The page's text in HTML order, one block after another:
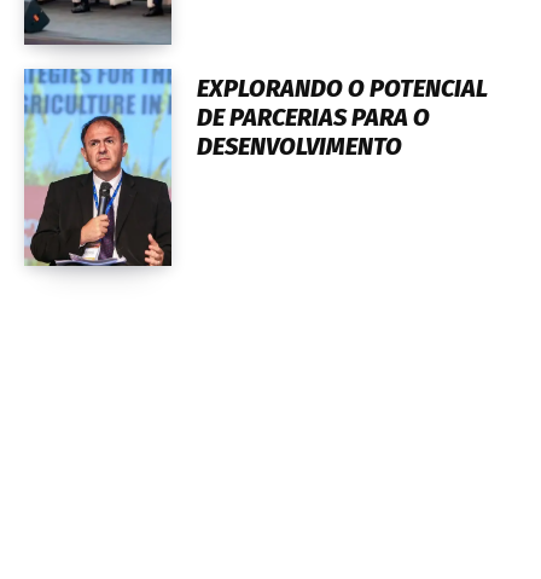
EXPLORANDO O POTENCIAL
DE PARCERIAS PARA O
DESENVOLVIMENTO